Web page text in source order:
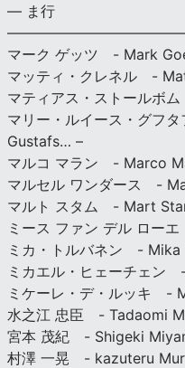
— ま行
マーク ゲッツ - Mark
マッティ・クレネル -
マティアス・ストールボ
マリー・ルイース・グフ
Gustafs… –
マルコ マラン - Marco
マルセル ワンダース -
マルト スタム - Mart
ミース ファン デル ロー
ミカ・トルバネン - Mika
ミカエル・ヒェーチェン
ミケーレ・デ・ルッキ -
水之江 忠臣 - Tadaomi
宮本 茂紀 - Shigeki
村澤 一晃 - kazuteru